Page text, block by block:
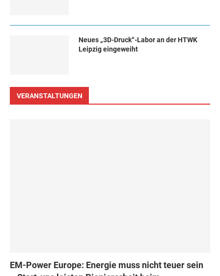
Neues „3D-Druck“-Labor an der HTWK
Leipzig eingeweiht
VERANSTALTUNGEN
EM-Power Europe: Energie muss nicht teuer sein